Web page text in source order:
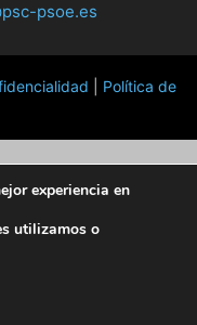
psoe.es
Política de
experiencia en
utilizamos o